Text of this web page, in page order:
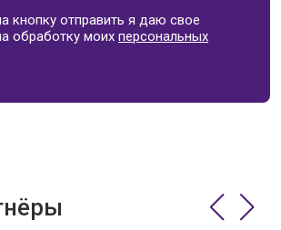
кнопку отправить я даю свое
обработку моихперсональных